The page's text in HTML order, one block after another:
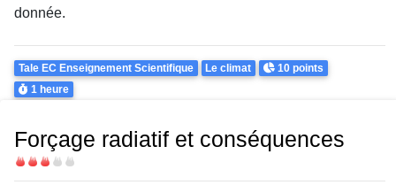
donnée.
Theme
Tale EC Enseignement Scientifique Le climat Points
10 points
Durée
1 heure
Forçage radiatif et conséquences
Difficulté